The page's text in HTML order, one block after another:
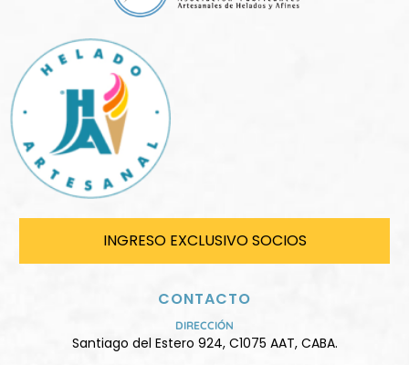
INGRESO EXCLUSIVO SOCIOS
CONTACTO
DIRECCIÓN
Santiago del Estero 924, C1075 AAT, CABA.